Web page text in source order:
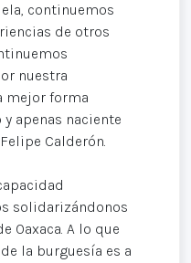
continuemos
de otros
nuestra
mejor forma
apenas naciente
Calderón.
solidarizándonos
Oaxaca. A lo que
la burguesía es a